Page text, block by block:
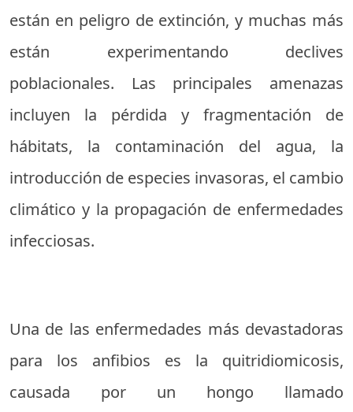
están en peligro de extinción, y muchas más
están experimentando declives
poblacionales. Las principales amenazas
incluyen la pérdida y fragmentación de
hábitats, la contaminación del agua, la
introducción de especies invasoras, el cambio
climático y la propagación de enfermedades
infecciosas.
Una de las enfermedades más devastadoras
para los anfibios es la quitridiomicosis,
causada por un hongo llamado